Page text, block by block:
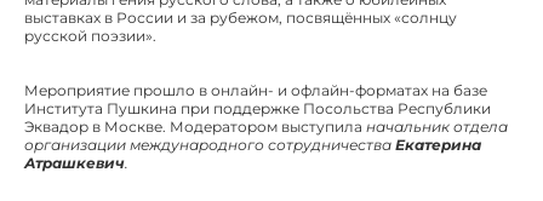
выставках в России и за рубежом, посвящённых «солнцу
русской поэзии».
Мероприятие прошло в онлайн- и офлайн-форматах на базе
Института Пушкина при поддержке Посольства Республики
Эквадор в Москве. Модератором выступила начальник отдела
организации международного сотрудничества Екатерина
Атрашкевич.